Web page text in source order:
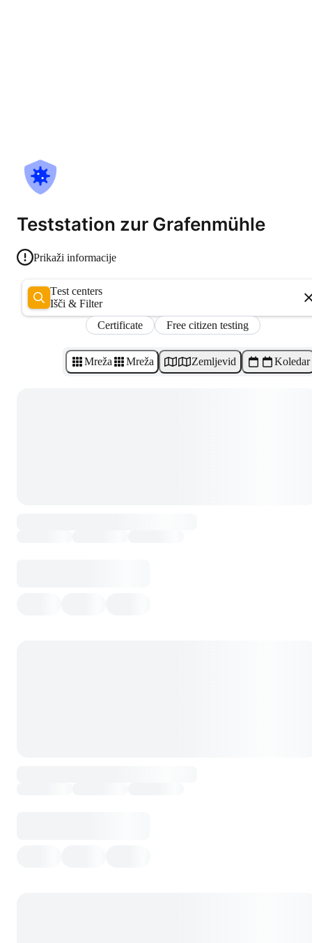
Teststation zur Grafenmühle
Prikaži informacije
Test centers
Išči & Filter
Certificate
Free citizen testing
Mreža Mreža Zemljevid Koledar